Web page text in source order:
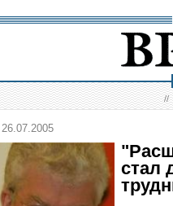
//
26.07.2005
стал